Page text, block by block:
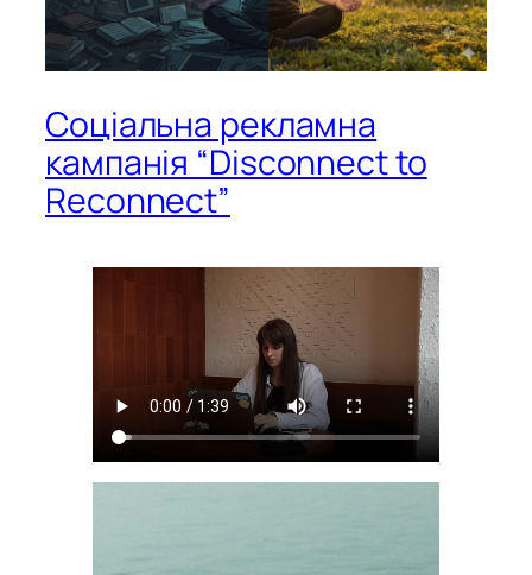
Соціальна рекламна
кампанія “Disconnect to
Reconnect”